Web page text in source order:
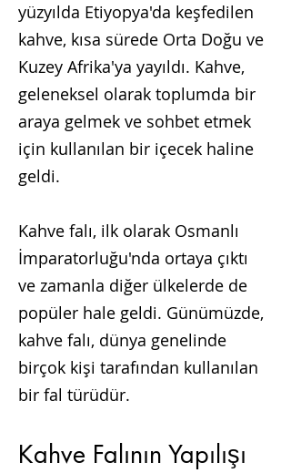
yüzyılda Etiyopya'da keşfedilen
kahve, kısa sürede Orta Doğu ve
Kuzey Afrika'ya yayıldı. Kahve,
geleneksel olarak toplumda bir
araya gelmek ve sohbet etmek
için kullanılan bir içecek haline
geldi.
Kahve falı, ilk olarak Osmanlı
İmparatorluğu'nda ortaya çıktı
ve zamanla diğer ülkelerde de
popüler hale geldi. Günümüzde,
kahve falı, dünya genelinde
birçok kişi tarafından kullanılan
bir fal türüdür.
Kahve Falının Yapılışı